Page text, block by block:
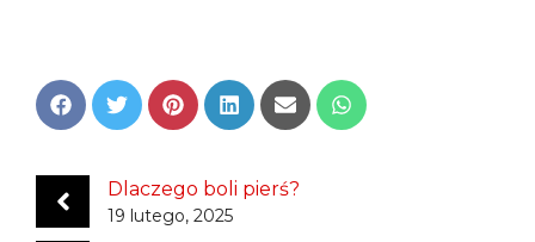
Share
on
Share
on
Share
on
Share
on
Share
on
Share
on
Dlaczego boli pierś?
19 lutego, 2025